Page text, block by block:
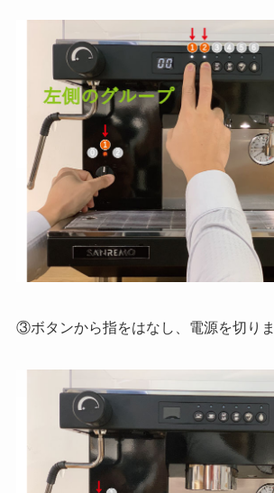
③ボタンから指をはなし、電源を切りま